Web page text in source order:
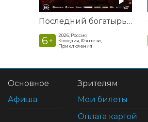
Последний богатырь. Колобок
6 +
2026, Россия
Комедия, Фэнтези,
Приключения
Основное
Афиша
Зрителям
Мои билеты
Оплата картой